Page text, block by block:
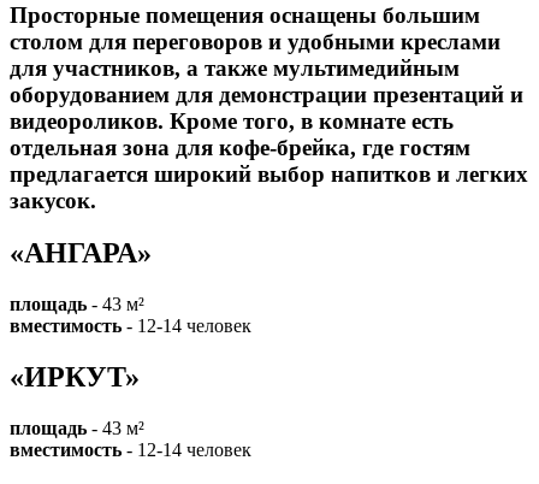
Просторные помещения оснащены большим
столом для переговоров и удобными креслами
для участников, а также мультимедийным
оборудованием для демонстрации презентаций и
видеороликов. Кроме того, в комнате есть
отдельная зона для кофе-брейка, где гостям
предлагается широкий выбор напитков и легких
закусок.
«АНГАРА»
площадь - 43 м²
вместимость - 12-14 человек
«ИРКУТ»
площадь - 43 м²
вместимость - 12-14 человек